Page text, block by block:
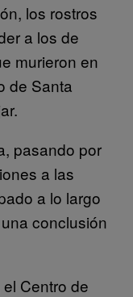
los rostros
a los de
murieron en
de Santa
pasando por
a las
a lo largo
conclusión
Centro de